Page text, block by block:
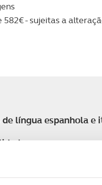
- sujeitas a
língua espanhola e
ACP Viagens
turístico com o